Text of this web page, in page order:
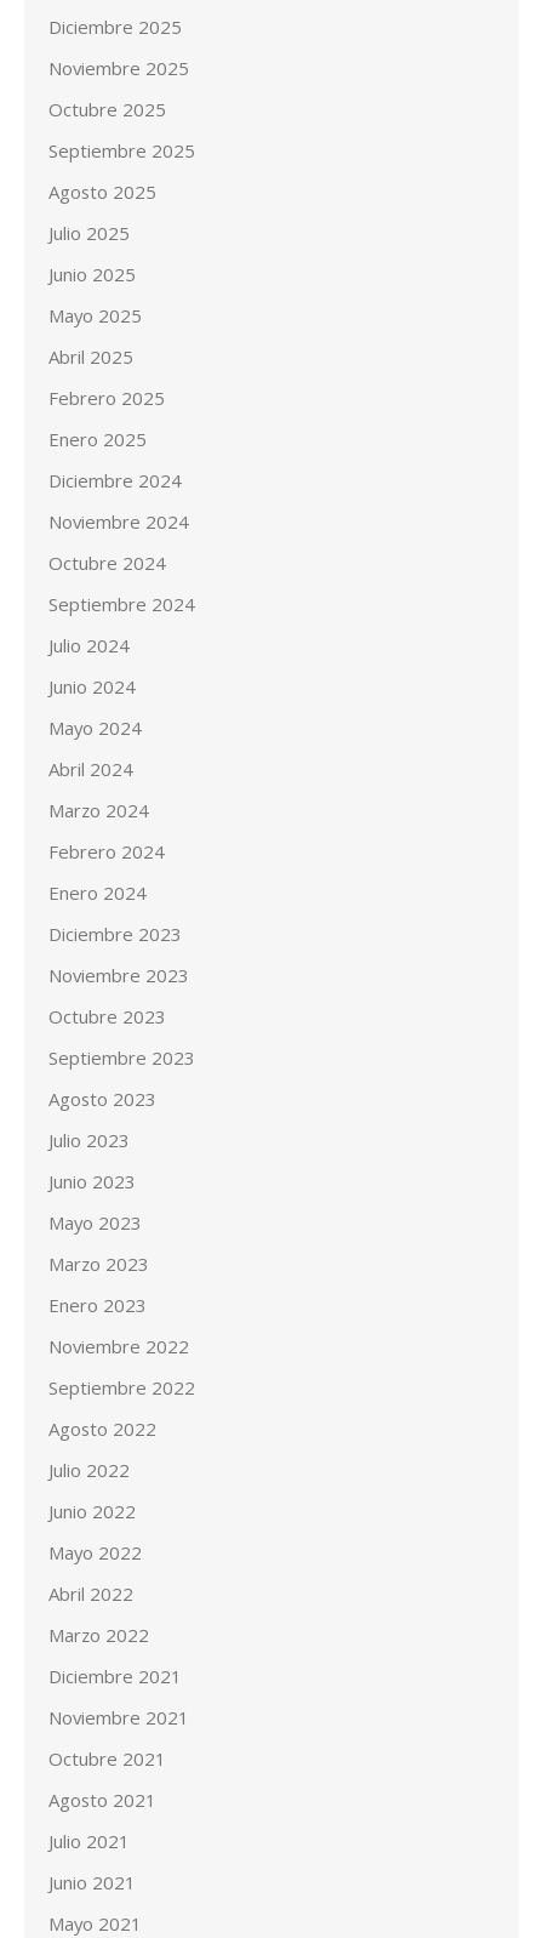
Diciembre 2025
Noviembre 2025
Octubre 2025
Septiembre 2025
Agosto 2025
Julio 2025
Junio 2025
Mayo 2025
Abril 2025
Febrero 2025
Enero 2025
Diciembre 2024
Noviembre 2024
Octubre 2024
Septiembre 2024
Julio 2024
Junio 2024
Mayo 2024
Abril 2024
Marzo 2024
Febrero 2024
Enero 2024
Diciembre 2023
Noviembre 2023
Octubre 2023
Septiembre 2023
Agosto 2023
Julio 2023
Junio 2023
Mayo 2023
Marzo 2023
Enero 2023
Noviembre 2022
Septiembre 2022
Agosto 2022
Julio 2022
Junio 2022
Mayo 2022
Abril 2022
Marzo 2022
Diciembre 2021
Noviembre 2021
Octubre 2021
Agosto 2021
Julio 2021
Junio 2021
Mayo 2021